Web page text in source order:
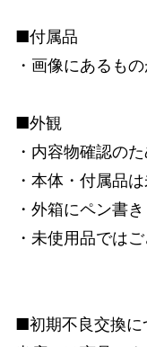
■付属品
・画像にあるも
■外観
・内容物確認の
・本体・付属品
・外箱にペン書
・未使用品では
■初期不良交換に